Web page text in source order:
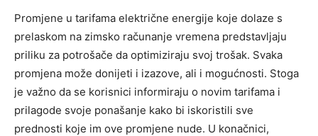
Promjene u tarifama električne energije koje dolaze s
prelaskom na zimsko računanje vremena predstavljaju
priliku za potrošače da optimiziraju svoj trošak. Svaka
promjena može donijeti i izazove, ali i mogućnosti. Stoga
je važno da se korisnici informiraju o novim tarifama i
prilagode svoje ponašanje kako bi iskoristili sve
prednosti koje im ove promjene nude. U konačnici,